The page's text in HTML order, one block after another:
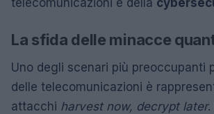
telecomunicazioni e della
La sfida delle minacce
Uno degli scenari più preoccupanti
delle telecomunicazioni è
attacchi harvest now, decrypt later.